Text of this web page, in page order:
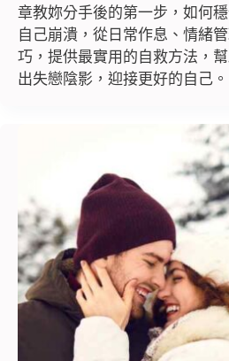
章教妳分手後的第一步，如何
自己崩潰，從日常作息、情緒
巧，提供最實用的自救方法，
出失戀陰影，迎接更好的自己。